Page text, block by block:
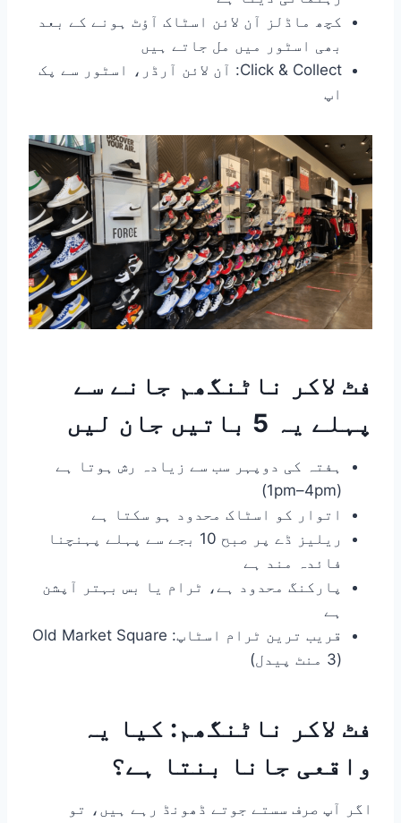
کچھ ماڈلز آن لائن اسٹاک آؤٹ ہونے کے بعد
بھی اسٹور میں مل جاتے ہیں
Click & Collect: آن لائن آرڈر، اسٹور سے پک
اپ
فٹ لاکر ناٹنگھم جانے سے
پہلے یہ 5 باتیں جان لیں
ہفتہ کی دوپہر سب سے زیادہ رش ہوتا ہے
(1pm–4pm)
اتوار کو اسٹاک محدود ہو سکتا ہے
ریلیز ڈے پر صبح 10 بجے سے پہلے پہنچنا
فائدہ مند ہے
پارکنگ محدود ہے، ٹرام یا بس بہتر آپشن
ہے
قریب ترین ٹرام اسٹاپ: Old Market Square
(3 منٹ پیدل)
فٹ لاکر ناٹنگھم: کیا یہ
واقعی جانا بنتا ہے؟
اگر آپ صرف سستے جوتے ڈھونڈ رہے ہیں، تو